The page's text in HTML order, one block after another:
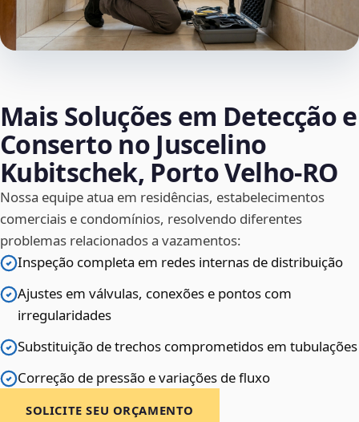
Mais Soluções em Detecção e
Conserto no Juscelino
Kubitschek, Porto Velho‑RO
Nossa equipe atua em residências, estabelecimentos
comerciais e condomínios, resolvendo diferentes
problemas relacionados a vazamentos:
Inspeção completa em redes internas de distribuição
Ajustes em válvulas, conexões e pontos com
irregularidades
Substituição de trechos comprometidos em tubulações
Correção de pressão e variações de fluxo
SOLICITE SEU ORÇAMENTO